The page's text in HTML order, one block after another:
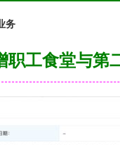
务
工食堂与第